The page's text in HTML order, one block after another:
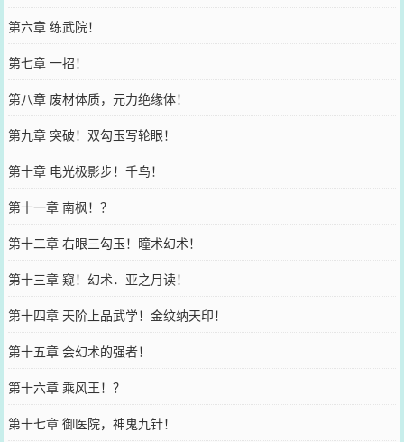
第六章 练武院！
第七章 一招！
第八章 废材体质，元力绝缘体！
第九章 突破！双勾玉写轮眼！
第十章 电光极影步！千鸟！
第十一章 南枫！？
第十二章 右眼三勾玉！瞳术幻术！
第十三章 窥！幻术．亚之月读！
第十四章 天阶上品武学！金纹纳天印！
第十五章 会幻术的强者！
第十六章 乘风王！？
第十七章 御医院，神鬼九针！